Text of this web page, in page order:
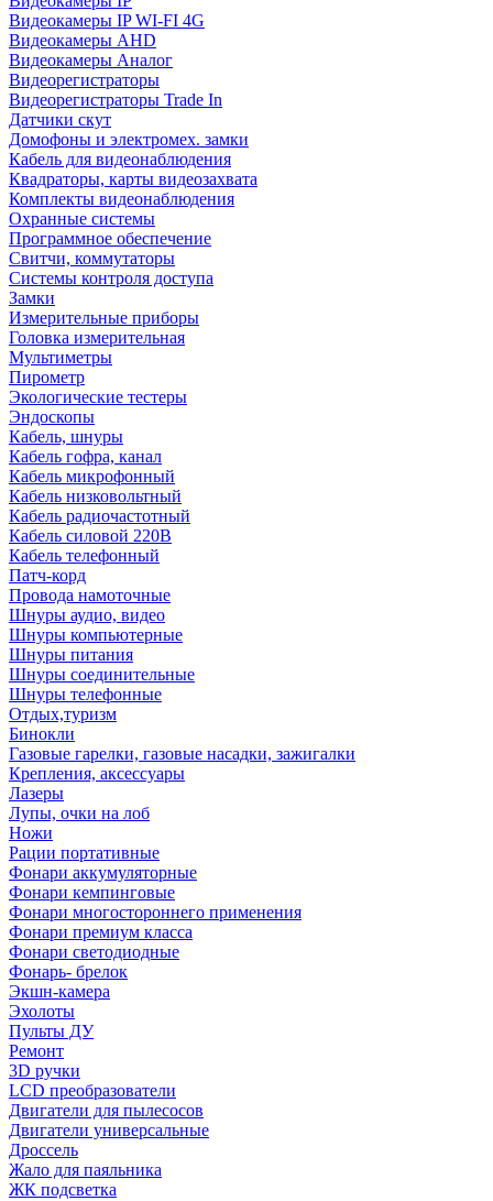
Видеокамеры IP WI-FI 4G
Видеокамеры AHD
Видеокамеры Аналог
Видеорегистраторы
Видеорегистраторы Trade In
Датчики скут
Домофоны и электромех. замки
Кабель для видеонаблюдения
Квадраторы, карты видеозахвата
Комплекты видеонаблюдения
Охранные системы
Программное обеспечение
Свитчи, коммутаторы
Системы контроля доступа
Замки
Измерительные приборы
Головка измерительная
Мультиметры
Пирометр
Экологические тестеры
Эндоскопы
Кабель, шнуры
Кабель гофра, канал
Кабель микрофонный
Кабель низковольтный
Кабель радиочастотный
Кабель силовой 220В
Кабель телефонный
Патч-корд
Провода намоточные
Шнуры аудио, видео
Шнуры компьютерные
Шнуры питания
Шнуры соединительные
Шнуры телефонные
Отдых,туризм
Бинокли
Газовые гарелки, газовые насадки, зажигалки
Крепления, аксессуары
Лазеры
Лупы, очки на лоб
Ножи
Рации портативные
Фонари аккумуляторные
Фонари кемпинговые
Фонари многостороннего применения
Фонари премиум класса
Фонари светодиодные
Фонарь- брелок
Экшн-камера
Эхолоты
Пульты ДУ
Ремонт
3D ручки
LCD преобразователи
Двигатели для пылесосов
Двигатели универсальные
Дроссель
Жало для паяльника
ЖК подсветка